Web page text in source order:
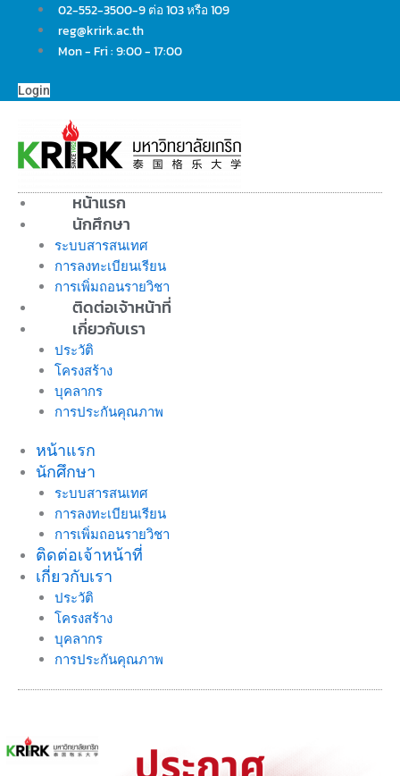
content
02-552-3500-9 ต่อ 103 หรือ 109
reg@krirk.ac.th
Mon - Fri : 9:00 - 17:00
Login
หน้าแรก
นักศึกษา
ระบบสารสนเทศ
การลงทะเบียนเรียน
การเพิ่มถอนรายวิชา
ติดต่อเจ้าหน้าที่
เกี่ยวกับเรา
ประวัติ
โครงสร้าง
บุคลากร
การประกันคุณภาพ
หน้าแรก
นักศึกษา
ระบบสารสนเทศ
การลงทะเบียนเรียน
การเพิ่มถอนรายวิชา
ติดต่อเจ้าหน้าที่
เกี่ยวกับเรา
ประวัติ
โครงสร้าง
บุคลากร
การประกันคุณภาพ